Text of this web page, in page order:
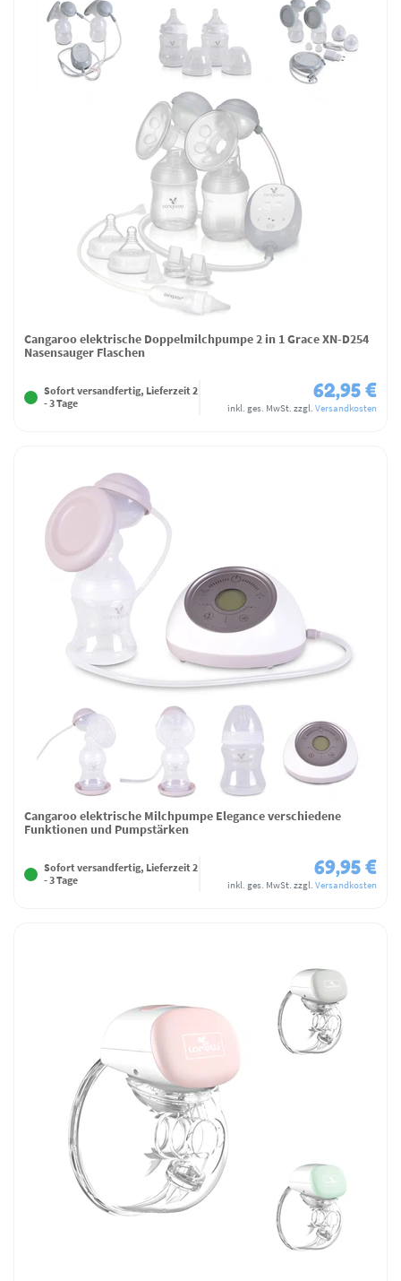
Cangaroo elektrische Doppelmilchpumpe 2 in 1 Grace XN-D254
Nasensauger Flaschen
Sofort versandfertig, Lieferzeit 2
- 3 Tage
62,95 €
inkl. ges. MwSt. zzgl. Versandkosten
Cangaroo elektrische Milchpumpe Elegance verschiedene
Funktionen und Pumpstärken
Sofort versandfertig, Lieferzeit 2
- 3 Tage
69,95 €
inkl. ges. MwSt. zzgl. Versandkosten